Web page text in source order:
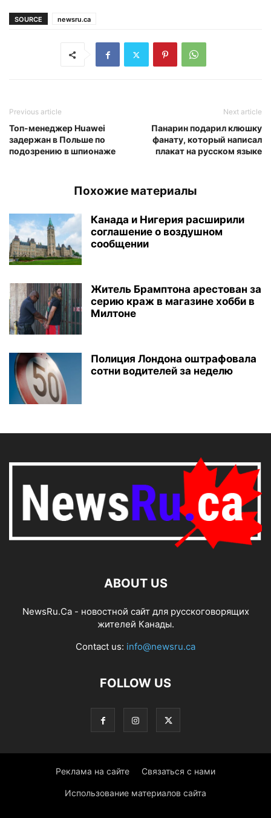
SOURCE newsru.ca
Previous article
Топ-менеджер Huawei
задержан в Польше по
подозрению в шпионаже
Next article
Панарин подарил клюшку
фанату, который написал
плакат на русском языке
Похожие материалы
Канада и Нигерия расширили
соглашение о воздушном
сообщении
Житель Брамптона арестован за
серию краж в магазине хобби в
Милтоне
Полиция Лондона оштрафовала
сотни водителей за неделю
ABOUT US
NewsRu.Ca - новостной сайт для русскоговорящих
жителей Канады.
Contact us: info@newsru.ca
FOLLOW US
Реклама на сайте Связаться с нами
Использование материалов сайта